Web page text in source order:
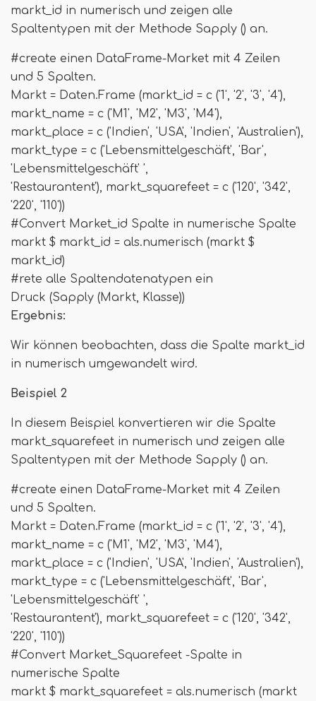
markt_id in numerisch und zeigen alle
Spaltentypen mit der Methode Sapply () an.
#create einen DataFrame-Market mit 4 Zeilen
und 5 Spalten.
Markt = Daten.Frame (markt_id = c ('1', '2', '3', '4'),
markt_name = c ('M1', 'M2', 'M3', 'M4'),
markt_place = c ('Indien', 'USA', 'Indien', 'Australien'),
markt_type = c ('Lebensmittelgeschäft', 'Bar',
'Lebensmittelgeschäft' ',
'Restaurantent'), markt_squarefeet = c ('120', '342',
'220', '110'))
#Convert Market_id Spalte in numerische Spalte
markt $ markt_id = als.numerisch (markt $
markt_id)
#rete alle Spaltendatenatypen ein
Druck (Sapply (Markt, Klasse))
Ergebnis:
Wir können beobachten, dass die Spalte markt_id
in numerisch umgewandelt wird.
Beispiel 2
In diesem Beispiel konvertieren wir die Spalte
markt_squarefeet in numerisch und zeigen alle
Spaltentypen mit der Methode Sapply () an.
#create einen DataFrame-Market mit 4 Zeilen
und 5 Spalten.
Markt = Daten.Frame (markt_id = c ('1', '2', '3', '4'),
markt_name = c ('M1', 'M2', 'M3', 'M4'),
markt_place = c ('Indien', 'USA', 'Indien', 'Australien'),
markt_type = c ('Lebensmittelgeschäft', 'Bar',
'Lebensmittelgeschäft' ',
'Restaurantent'), markt_squarefeet = c ('120', '342',
'220', '110'))
#Convert Market_Squarefeet -Spalte in
numerische Spalte
markt $ markt_squarefeet = als.numerisch (markt